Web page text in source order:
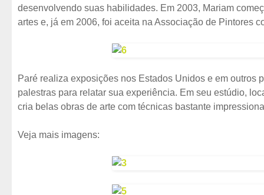
desenvolvendo suas habilidades. Em 2003, Mariam
artes e, já em 2006, foi aceita na Associação de Pintores
Paré realiza exposições nos Estados Unidos e em outros
palestras para relatar sua experiência. Em seu estúdio,
cria belas obras de arte com técnicas bastante
Veja mais imagens: